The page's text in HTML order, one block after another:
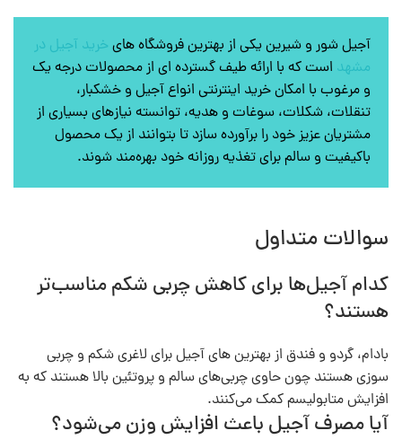
آجیل شور و شیرین یکی از بهترین فروشگاه های خرید آجیل در
مشهد است که با ارائه طیف گسترده ای از محصولات درجه یک
و مرغوب با امکان خرید اینترنتی انواع آجیل و خشکبار،
تنقلات، شکلات، سوغات و هدیه، توانسته نیازهای بسیاری از
مشتریان عزیز خود را برآورده سازد تا بتوانند از یک محصول
باکیفیت و سالم برای تغذیه روزانه خود بهره‌مند شوند.
سوالات متداول
کدام آجیل‌ها برای کاهش چربی شکم مناسب‌تر
هستند؟
بادام، گردو و فندق از بهترین های آجیل برای لاغری شکم و چربی
سوزی هستند چون حاوی چربی‌های سالم و پروتئین بالا هستند که به
افزایش متابولیسم کمک می‌کنند.
آیا مصرف آجیل باعث افزایش وزن می‌شود؟